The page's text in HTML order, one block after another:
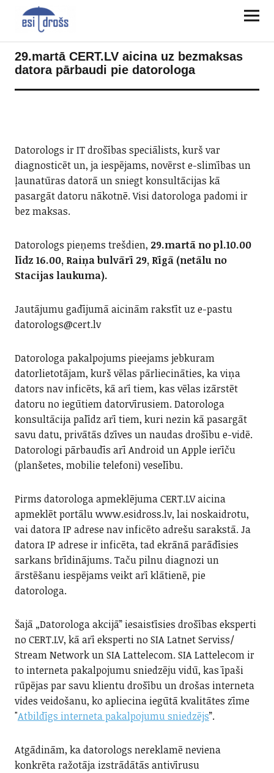
29.martā CERT.LV aicina uz bezmaksas
datora pārbaudi pie datorologa
Datorologs ir IT drošības speciālists, kurš var
diagnosticēt un, ja iespējams, novērst e-slimības un
ļaunatūras datorā un sniegt konsultācijas kā
pasargāt datoru nākotnē. Visi datorologa padomi ir
bez maksas.
Datorologs pieņems trešdien, 29.martā no pl.10.00
līdz 16.00, Raiņa bulvārī 29, Rīgā (netālu no
Stacijas laukuma).
Jautājumu gadījumā aicinām rakstīt uz e-pastu
datorologs@cert.lv
Datorologa pakalpojums pieejams jebkuram
datorlietotājam, kurš vēlas pārliecināties, ka viņa
dators nav inficēts, kā arī tiem, kas vēlas izārstēt
datoru no iegūtiem datorvīrusiem. Datorologa
konsultācija palīdz arī tiem, kuri nezin kā pasargāt
savu datu, privātās dzīves un naudas drošību e-vidē.
Datorologi pārbaudīs arī Android un Apple ierīču
(planšetes, mobilie telefoni) veselību.
Pirms datorologa apmeklējuma CERT.LV aicina
apmeklēt portālu www.esidross.lv, lai noskaidrotu,
vai datora IP adrese nav inficēto adrešu sarakstā. Ja
datora IP adrese ir inficēta, tad ekrānā parādīsies
sarkans brīdinājums. Taču pilnu diagnozi un
ārstēšanu iespējams veikt arī klātienē, pie
datorologa.
Šajā „Datorologa akcijā” iesaistīsies drošības eksperti
no CERT.LV, kā arī eksperti no SIA Latnet Serviss/
Stream Network un SIA Lattelecom. SIA Lattelecom ir
to interneta pakalpojumu sniedzēju vidū, kas īpaši
rūpējas par savu klientu drošību un drošas interneta
vides veidošanu, ko apliecina iegūtā kvalitātes zīme
"Atbildīgs interneta pakalpojumu sniedzējs”.
Atgādinām, ka datorologs nereklamē neviena
konkrēta ražotāja izstrādātās antivīrusu